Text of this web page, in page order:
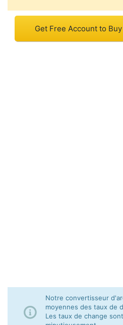
Get Free Account to
Notre convertisseur
moyennes des taux de
Les taux de change